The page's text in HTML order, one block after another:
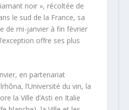
noir », récoltée de
le sud de la France, sa
de mi-janvier à fin février
offre ses plus
en partenariat
l’Université du vin, la
la Ville d’Asti en Italie